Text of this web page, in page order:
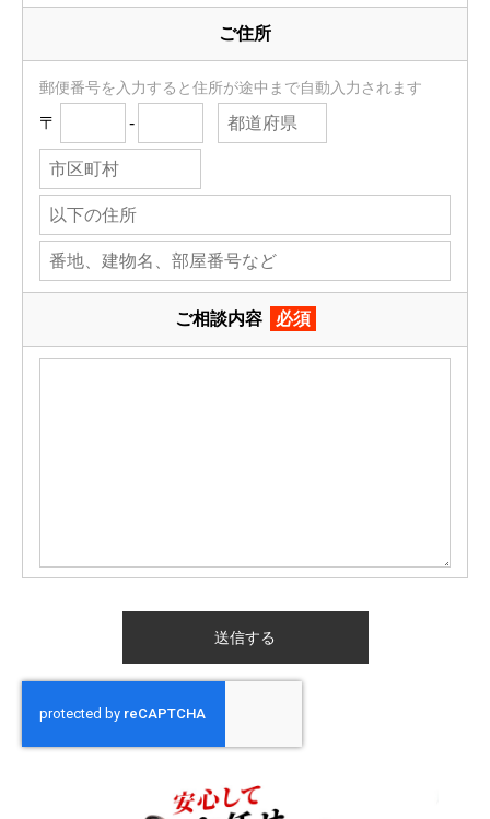
ご住所
郵便番号を入力すると住所が途中まで自動入力されます
〒 -
ご相談内容 必須